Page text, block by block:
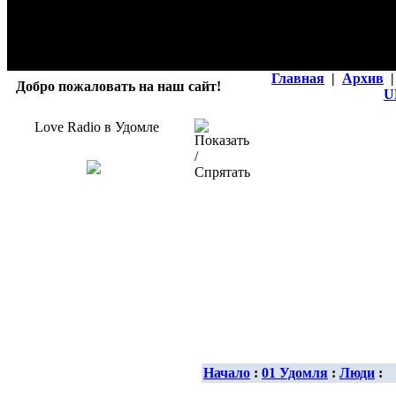
Добро пожаловать на наш сайт!
Главная | Архив |
Love Radio в Удомле
Начало : 01 Удомля : Люди :